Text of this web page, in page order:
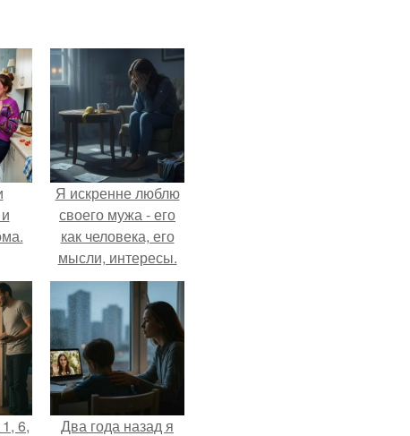
Я искренне люблю
своего мужа - его
как человека, его
мысли, интересы.
6, Два года назад я